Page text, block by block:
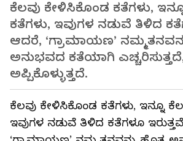
ಕೆಲವು ಕೇಳಿಸಿಕೊಂಡ ಕತೆಗಳು,
ಕತೆಗಳು, ಇವುಗಳ ನಡುವೆ ತಿಳಿದ
ಆದರೆ, ‘ಗ್ರಾಮಾಯಣ’
ಅನುಭವದ ಕತೆಯಾಗಿ
ಅಪ್ಪಿಕೊಳ್ಳುತ್ತದೆ.
ಕೆಲವು ಕೇಳಿಸಿಕೊಂಡ ಕತೆಗಳು, ಇನ್ನೂ
ಇವುಗಳ ನಡುವೆ ತಿಳಿದ ಕತೆಗಳೂ